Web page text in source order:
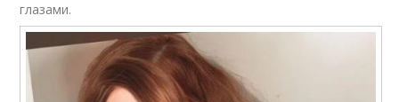
глазами.